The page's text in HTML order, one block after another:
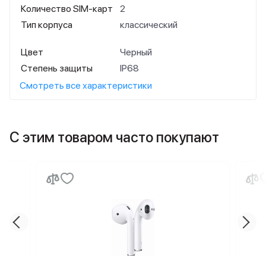
Количество SIM-карт
2
Тип корпуса
классический
Цвет
Черный
Степень защиты
IP68
Смотреть все характеристики
С этим товаром часто покупают